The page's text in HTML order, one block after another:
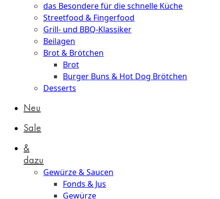
das Besondere für die schnelle Küche
Streetfood & Fingerfood
Grill- und BBQ-Klassiker
Beilagen
Brot & Brötchen
Brot
Burger Buns & Hot Dog Brötchen
Desserts
Neu
Sale
&
dazu
Gewürze & Saucen
Fonds & Jus
Gewürze